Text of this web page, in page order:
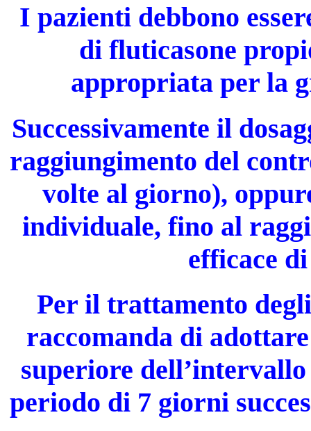
I pazienti debbono
di fluticasone
appropriata per la
Successivamente il
raggiungimento del
volte al giorno),
individuale, fino al
efficace
Per il trattamento
raccomanda di
superiore
periodo di 7 giorni